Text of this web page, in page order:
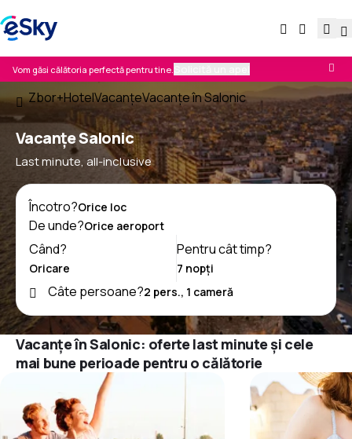
Vom găsi călătoria perfectă pentru tine.
Zbor+HotelVacanţeVacanţe în Salonic
Vacanţe Salonic
Last minute, all-inclusive
Încotro?
De unde?
Când?
Pentru cât timp?
Câte persoane?
Vacanțe în Salonic: oferte last minute și cele
mai bune perioade pentru o călătorie